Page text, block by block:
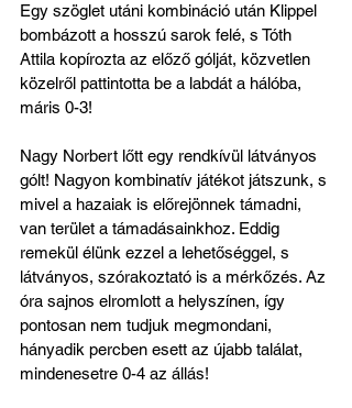
Egy szöglet utáni kombináció után Klippel
bombázott a hosszú sarok felé, s Tóth
Attila kopírozta az előző gólját, közvetlen
közelről pattintotta be a labdát a hálóba,
máris 0-3!
Nagy Norbert lőtt egy rendkívül látványos
gólt! Nagyon kombinatív játékot játszunk, s
mivel a hazaiak is előrejönnek támadni,
van terület a támadásainkhoz. Eddig
remekül élünk ezzel a lehetőséggel, s
látványos, szórakoztató is a mérkőzés. Az
óra sajnos elromlott a helyszínen, így
pontosan nem tudjuk megmondani,
hányadik percben esett az újabb találat,
mindenesetre 0-4 az állás!